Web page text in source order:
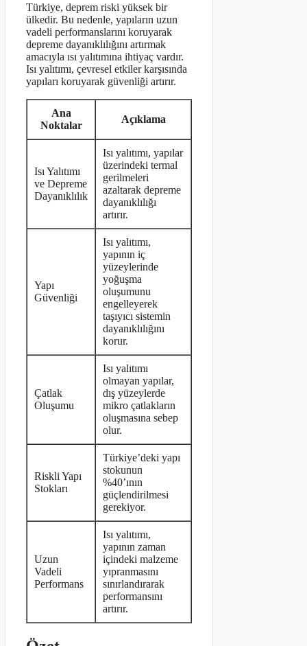
Türkiye, deprem riski yüksek bir
ülkedir. Bu nedenle, yapıların uzun
vadeli performanslarını koruyarak
depreme dayanıklılığını artırmak
amacıyla ısı yalıtımına ihtiyaç vardır.
Isı yalıtımı, çevresel etkiler karşısında
yapıları koruyarak güvenliği artırır.
Ana
Noktalar
Açıklama
Isı Yalıtımı
ve Depreme
Dayanıklılık
Isı yalıtımı, yapılar
üzerindeki termal
gerilmeleri
azaltarak depreme
dayanıklılığı
artırır.
Yapı
Güvenliği
Isı yalıtımı,
yapının iç
yüzeylerinde
yoğuşma
oluşumunu
engelleyerek
taşıyıcı sistemin
dayanıklılığını
korur.
Çatlak
Oluşumu
Isı yalıtımı
olmayan yapılar,
dış yüzeylerde
mikro çatlakların
oluşmasına sebep
olur.
Riskli Yapı
Stokları
Türkiye’deki yapı
stokunun
%40’ının
güçlendirilmesi
gerekiyor.
Uzun
Vadeli
Performans
Isı yalıtımı,
yapının zaman
içindeki malzeme
yıpranmasını
sınırlandırarak
performansını
artırır.